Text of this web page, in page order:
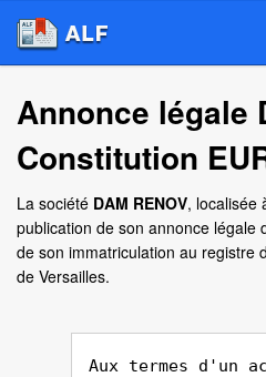
Annonce légale
Constitution
La société DAM RENOV, localisée
publication de son annonce légale
de son immatriculation au registre
de Versailles.
Aux termes d'un